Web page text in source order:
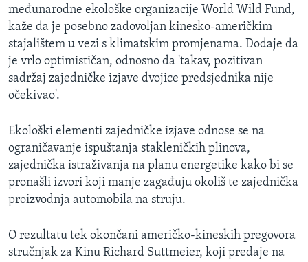
međunarodne ekološke organizacije World Wild Fund,
kaže da je posebno zadovoljan kinesko-američkim
stajalištem u vezi s klimatskim promjenama. Dodaje da
je vrlo optimističan, odnosno da 'takav, pozitivan
sadržaj zajedničke izjave dvojice predsjednika nije
očekivao'.
Ekološki elementi zajedničke izjave odnose se na
ograničavanje ispuštanja stakleničkih plinova,
zajednička istraživanja na planu energetike kako bi se
pronašli izvori koji manje zagađuju okoliš te zajednička
proizvodnja automobila na struju.
O rezultatu tek okončani američko-kineskih pregovora
stručnjak za Kinu Richard Suttmeier, koji predaje na